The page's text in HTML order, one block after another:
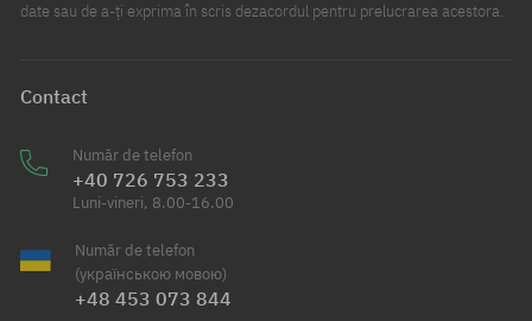
date sau de a-ți exprima în scris dezacordul pentru prelucrarea acestora.
Contact
Număr de telefon
+40 726 753 233
Luni-vineri, 8.00-16.00
Număr de telefon
(українською мовою)
+48 453 073 844